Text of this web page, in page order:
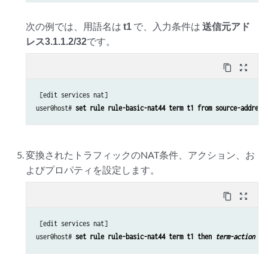
次の例では、用語名は t1 で、入力条件は送信元アド
レス3.1.1.2/32です。
content_copy zoom_out_map
[edit services nat]
user@host# set rule rule-basic-nat44 term t1 from source-
変換されたトラフィックのNAT条件、アクション、お
よびプロパティを設定します。
content_copy zoom_out_map
[edit services nat]
user@host# set rule rule-basic-nat44 term t1 then term-action